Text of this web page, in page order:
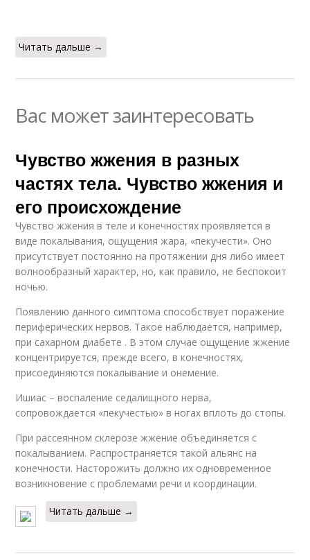
Читать дальше →
Вас может заинтересовать
Чувство жжения в разных
частях тела. Чувство жжения и
его происхождение
Чувство жжения в теле и конечностях проявляется в
виде покалывания, ощущения жара, «пекучести». Оно
присутствует постоянно на протяжении дня либо имеет
волнообразный характер, но, как правило, не беспокоит
ночью.
Появлению данного симптома способствует поражение
периферических нервов. Такое наблюдается, например,
при сахарном диабете . В этом случае ощущение жжение
концентрируется, прежде всего, в конечностях,
присоединяются покалывание и онемение.
Ишиас – воспаление седалищного нерва,
сопровождается «пекучестью» в ногах вплоть до стопы.
При рассеянном склерозе жжение объединяется с
покалыванием. Распространяется такой альянс на
конечности. Насторожить должно их одновременное
возникновение с проблемами речи и координации.
Читать дальше →